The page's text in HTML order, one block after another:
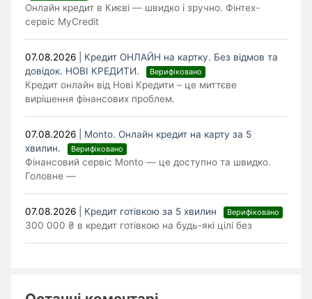
Онлайн кредит в Києві — швидко і зручно. Фінтех-
сервіс MyCredit
07.08.2026
Кредит ОНЛАЙН на картку. Без відмов та
довідок. НОВІ КРЕДИТИ.
Верифіковано
Кредит онлайн від Нові Кредити – це миттєве
вирішення фінансових проблем.
07.08.2026
Monto. Онлайн кредит на карту за 5
хвилин.
Верифіковано
Фінансовий сервіс Monto — це доступно та швидко.
Головне —
07.08.2026 Кредит готівкою за 5 хвилин Верифіковано
300 000 ₴ в кредит готівкою на будь-які цілі без